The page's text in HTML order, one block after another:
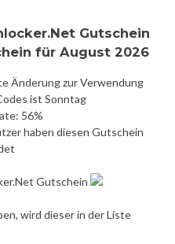
Gutschein
für August 2026
Änderung zur Verwendung
ist Sonntag
56%
haben diesen Gutschein
Gutschein
wird dieser in der Liste